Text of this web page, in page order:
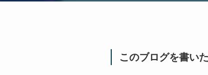
このブログを書い